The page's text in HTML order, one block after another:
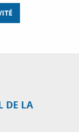
DE LA